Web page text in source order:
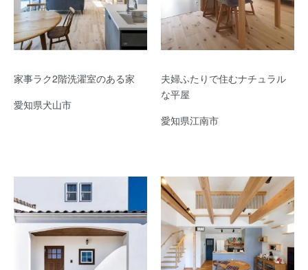
家事ラク2階洗濯室のある家
愛知県犬山市
夫婦ふたりで住むナチュラル
な平屋
愛知県江南市